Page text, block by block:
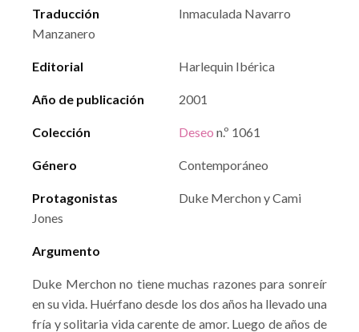
Traducción
Inmaculada Navarro
Manzanero
Editorial Harlequin Ibérica
Año de publicación 2001
Colección Deseo n.º 1061
Género Contemporáneo
Protagonistas
Duke Merchon y Cami
Jones
Argumento
Duke Merchon no tiene muchas razones para sonreír
en su vida. Huérfano desde los dos años ha llevado una
fría y solitaria vida carente de amor. Luego de años de